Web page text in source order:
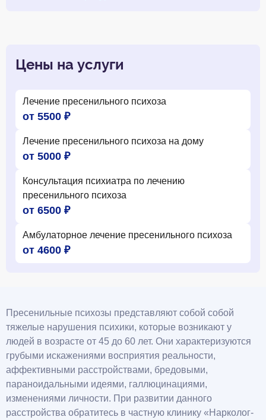
Цены на услуги
Лечение пресенильного психоза
от 5500 ₽
Лечение пресенильного психоза на дому
от 5000 ₽
Консультация психиатра по лечению
пресенильного психоза
от 6500 ₽
Амбулаторное лечение пресенильного психоза
от 4600 ₽
Пресенильные психозы представляют собой собой
тяжелые нарушения психики, которые возникают у
людей в возрасте от 45 до 60 лет. Они характеризуются
грубыми искажениями восприятия реальности,
аффективными расстройствами, бредовыми,
параноидальными идеями, галлюцинациями,
изменениями личности. При развитии данного
расстройства обратитесь в частную клинику «Нарколог-